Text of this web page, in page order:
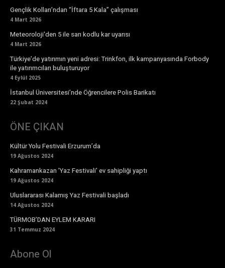
Gençlik Kolları’ndan “İftara 5 Kala” çalışması
4 Mart 2026
Meteoroloji'den 5 ile sarı kodlu kar uyarısı
4 Mart 2026
Türkiye’de yatırımın yeni adresi: Trinkfon, ilk kampanyasında Forbody
ile yatırımcıları buluşturuyor
4 Eylül 2025
İstanbul Üniversitesi’nde Öğrencilere Polis Barikatı
22 Şubat 2024
ÖNE ÇIKAN
Kültür Yolu Festivali Erzurum’da
19 Ağustos 2024
Kahramankazan ’Yaz Festivali’ ev sahipliği yaptı
19 Ağustos 2024
Uluslararası Kalamış Yaz Festivali başladı
14 Ağustos 2024
TÜRMOB’DAN EYLEM KARARI
31 Temmuz 2024
Abone Ol